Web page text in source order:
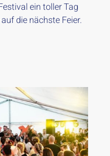
ein toller Tag
die nächste Feier.